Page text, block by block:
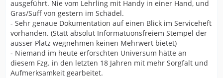
ausgeführt. Nie vom Lehrling mit Handy in einer Hand, und
Gras/Suff von gestern im Schädel.
- Sehr genaue Dokumentation auf einen Blick im Serviceheft
vorhanden. (Statt absolut Informatuonsfreiem Stempel der
ausser Platz wegnehmen keinen Mehrwert bietet)
- Niemand im heute erforschten Universum hätte an
diesem Fzg. in den letzten 18 Jahren mit mehr Sorgfalt und
Aufmerksamkeit gearbeitet.